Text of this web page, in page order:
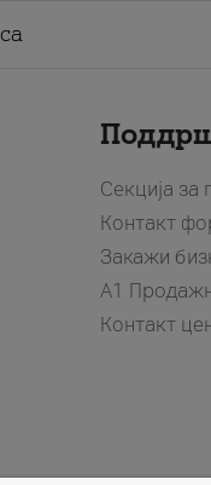
Секција за
Контакт
Закажи
A1
Контакт